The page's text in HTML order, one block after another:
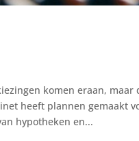
komen eraan,
heeft plannen gemaakt
hypotheken en...